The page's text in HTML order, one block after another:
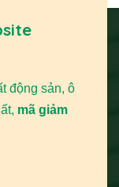
động sản, ô
mã giảm